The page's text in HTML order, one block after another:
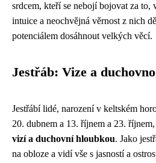
srdcem, kteří se nebojí bojovat za to,
intuice a neochvějná věrnost z nich
potenciálem dosáhnout velkých věcí.
Jestřáb: Vize a duchovno
Jestřábí lidé, narození v keltském
20. dubnem a 13. říjnem a 23.
vizí a duchovní hloubkou. Jako
na obloze a vidí vše s jasností a